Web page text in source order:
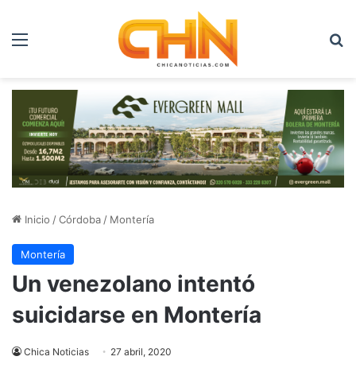
Menú
Inicio /Córdoba / Montería
Montería
Un venezolano intentó
suicidarse en Montería
Chica Noticias 27 abril, 2020